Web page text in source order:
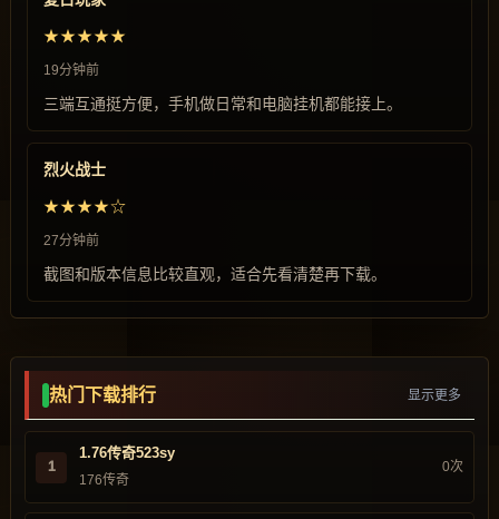
★★★★★
19分钟前
三端互通挺方便，手机做日常和电脑挂机都能接上。
烈火战士
★★★★☆
27分钟前
截图和版本信息比较直观，适合先看清楚再下载。
热门下载排行 显示更多
1
1.76传奇523sy
176传奇
0次